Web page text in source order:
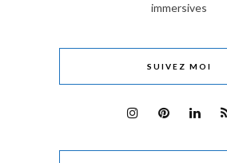
immersives
SUIVEZ MOI